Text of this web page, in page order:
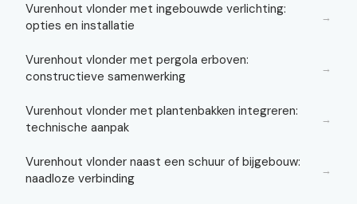
Vurenhout vlonder met ingebouwde verlichting:
opties en installatie
→
Vurenhout vlonder met pergola erboven:
constructieve samenwerking
→
Vurenhout vlonder met plantenbakken integreren:
technische aanpak
→
Vurenhout vlonder naast een schuur of bijgebouw:
naadloze verbinding
→